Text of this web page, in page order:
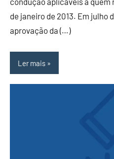
de janeiro de 2013. Em julho
aprovação da (…)
Ler mais